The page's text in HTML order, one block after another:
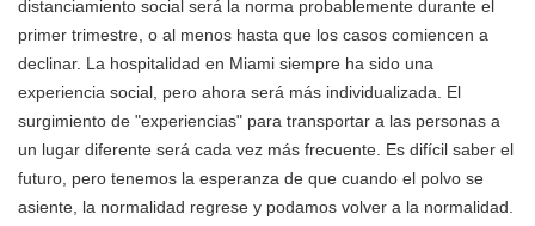
distanciamiento social será la norma probablemente durante el
primer trimestre, o al menos hasta que los casos comiencen a
declinar. La hospitalidad en Miami siempre ha sido una
experiencia social, pero ahora será más individualizada. El
surgimiento de "experiencias" para transportar a las personas a
un lugar diferente será cada vez más frecuente. Es difícil saber el
futuro, pero tenemos la esperanza de que cuando el polvo se
asiente, la normalidad regrese y podamos volver a la normalidad.